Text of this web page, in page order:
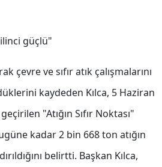
güçlü"
çevre ve sıfır atık çalışmalarını
kaydeden Kılca, 5 Haziran
"Atığın Sıfır Noktası"
kadar 2 bin 668 ton atığın
belirtti. Başkan Kılca,